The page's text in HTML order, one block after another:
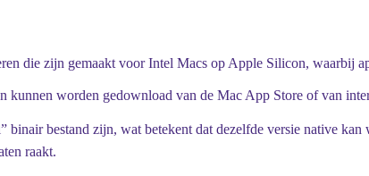
die zijn gemaakt voor Intel Macs op Apple Silicon, waarbij
worden gedownload van de Mac App Store of van
bestand zijn, wat betekent dat dezelfde versie native
raakt.